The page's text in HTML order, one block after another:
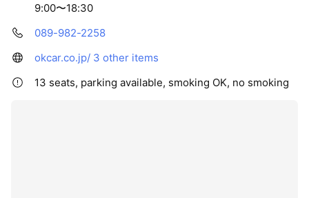
9:00〜18:30
089-982-2258
okcar.co.jp/ 3 other items
13 seats, parking available, smoking OK, no smoking